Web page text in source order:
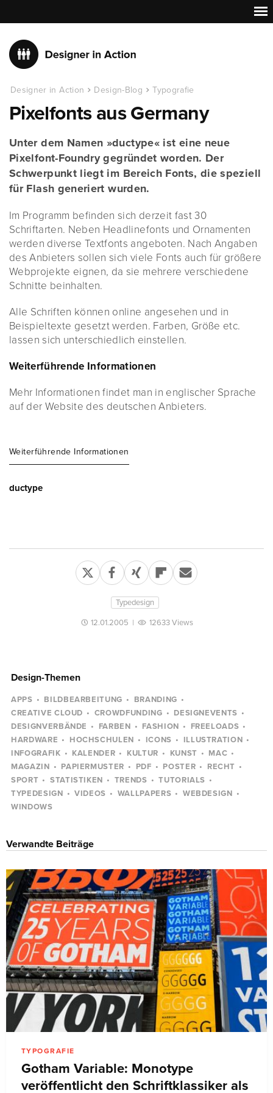
Designer in Action Design-Blog Typografie
Pixelfonts aus Germany
Unter dem Namen »ductype« ist eine neue
Pixelfont-Foundry gegründet worden. Der
Schwerpunkt liegt im Bereich Fonts, die speziell
für Flash generiert wurden.
Im Programm befinden sich derzeit fast 30
Schriftarten. Neben Headlinefonts und Ornamenten
werden diverse Textfonts angeboten. Nach Angaben
des Anbieters sollen sich viele Fonts auch für größere
Webprojekte eignen, da sie mehrere verschiedene
Schnitte beinhalten.
Alle Schriften können online angesehen und in
Beispieltexte gesetzt werden. Farben, Größe etc.
lassen sich unterschiedlich einstellen.
Weiterführende Informationen
Mehr Informationen findet man in englischer Sprache
auf der Website des deutschen Anbieters.
Weiterführende Informationen
ductype
Typedesign
12.01.2005 | 12633 Views
Design-Themen
APPS BILDBEARBEITUNG
BRANDING
CREATIVE CLOUD
CROWDFUNDING
DESIGNEVENTS
DESIGNVERBÄNDE
FARBEN FASHION
FREELOADS
HARDWARE
HOCHSCHULEN ICONS
ILLUSTRATION
INFOGRAFIK
KALENDER KULTUR KUNST
MAC
MAGAZIN
PAPIERMUSTER PDF POSTER
RECHT
SPORT
STATISTIKEN TRENDS
TUTORIALS
TYPEDESIGN
VIDEOS WALLPAPERS
WEBDESIGN
WINDOWS
Verwandte Beiträge
TYPOGRAFIE
Gotham Variable: Monotype
veröffentlicht den Schriftklassiker als